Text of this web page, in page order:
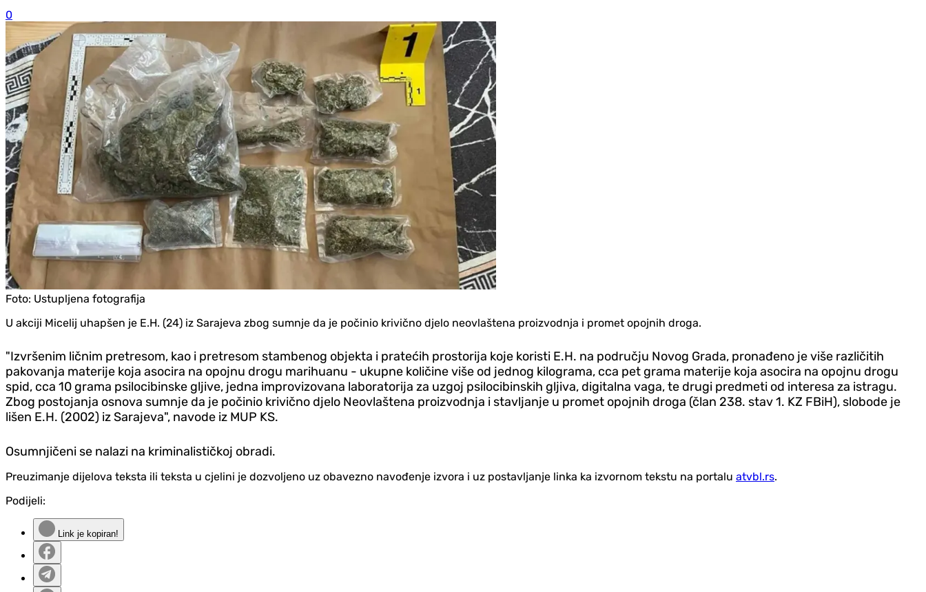
0
Foto: Ustupljena fotografija
U akciji Micelij uhapšen je E.H. (24) iz Sarajeva zbog sumnje da je počinio krivično djelo neovlaštena proizvodnja i promet opojnih droga.
"Izvršenim ličnim pretresom, kao i pretresom stambenog objekta i pratećih prostorija koje koristi E.H. na području Novog Grada, pronađeno je više različitih
pakovanja materije koja asocira na opojnu drogu marihuanu - ukupne količine više od jednog kilograma, cca pet grama materije koja asocira na opojnu drogu
spid, cca 10 grama psilocibinske gljive, jedna improvizovana laboratorija za uzgoj psilocibinskih gljiva, digitalna vaga, te drugi predmeti od interesa za istragu.
Zbog postojanja osnova sumnje da je počinio krivično djelo Neovlaštena proizvodnja i stavljanje u promet opojnih droga (član 238. stav 1. KZ FBiH), slobode je
lišen E.H. (2002) iz Sarajeva", navode iz MUP KS.
Osumnjičeni se nalazi na kriminalističkoj obradi.
Preuzimanje dijelova teksta ili teksta u cjelini je dozvoljeno uz obavezno navođenje izvora i uz postavljanje linka ka izvornom tekstu na portalu atvbl.rs.
Podijeli:
Link je kopiran!